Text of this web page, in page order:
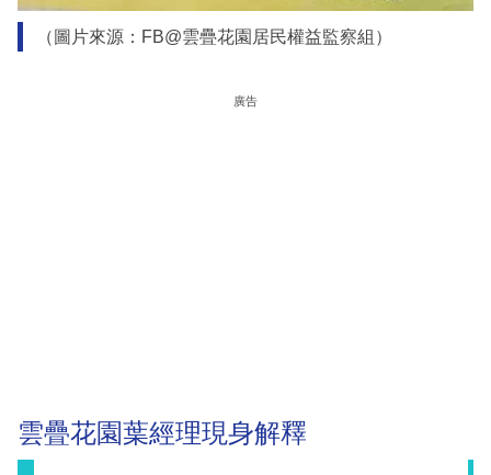
（圖片來源：FB@雲疊花園居民權益監察組）
廣告
雲疊花園葉經理現身解釋